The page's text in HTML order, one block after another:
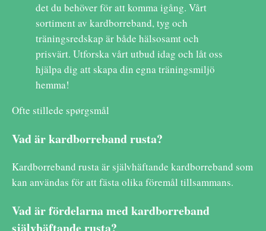
det du behöver för att komma igång. Vårt
sortiment av kardborreband, tyg och
träningsredskap är både hälsosamt och
prisvärt. Utforska vårt utbud idag och låt oss
hjälpa dig att skapa din egna träningsmiljö
hemma!
Ofte stillede spørgsmål
Vad är kardborreband rusta?
Kardborreband rusta är självhäftande kardborreband som
kan användas för att fästa olika föremål tillsammans.
Vad är fördelarna med kardborreband
självhäftande rusta?